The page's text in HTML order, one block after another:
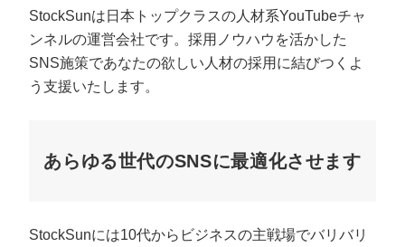
StockSunは日本トップクラスの人材系YouTubeチャ
ンネルの運営会社です。採用ノウハウを活かした
SNS施策であなたの欲しい人材の採用に結びつくよ
う支援いたします。
あらゆる世代のSNSに最適化させます
StockSunには10代からビジネスの主戦場でバリバリ